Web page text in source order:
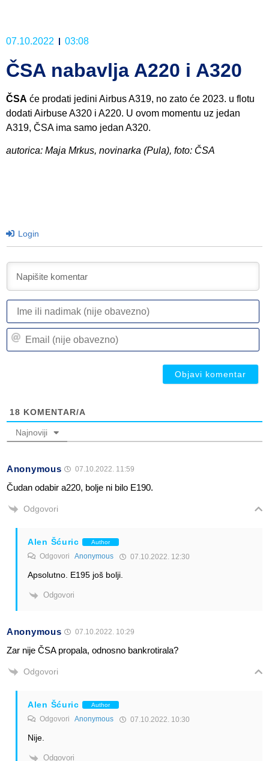
07.10.2022 03:08
ČSA nabavlja A220 i A320
ČSA će prodati jedini Airbus A319, no zato će 2023. u flotu
dodati Airbuse A320 i A220. U ovom momentu uz jedan
A319, ČSA ima samo jedan A320.
autorica: Maja Mrkus, novinarka (Pula), foto: ČSA
Login
18 KOMENTAR/A
Najnoviji
Anonymous 07.10.2022. 11:59
Čudan odabir a220, bolje ni bilo E190.
Odgovori
Alen Šćuric Author
Odgovori Anonymous 07.10.2022. 12:30
Apsolutno. E195 još bolji.
Odgovori
Anonymous 07.10.2022. 10:29
Zar nije ČSA propala, odnosno bankrotirala?
Odgovori
Alen Šćuric Author
Odgovori Anonymous 07.10.2022. 10:30
Nije.
Odgovori